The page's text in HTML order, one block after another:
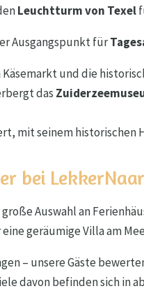
Leuchtturm von Texel
Ausgangspunkt für
und die
das
mit seinem historischen
bei
Auswahl an
geräumige Villa am
– unsere Gäste
davon befinden sich in